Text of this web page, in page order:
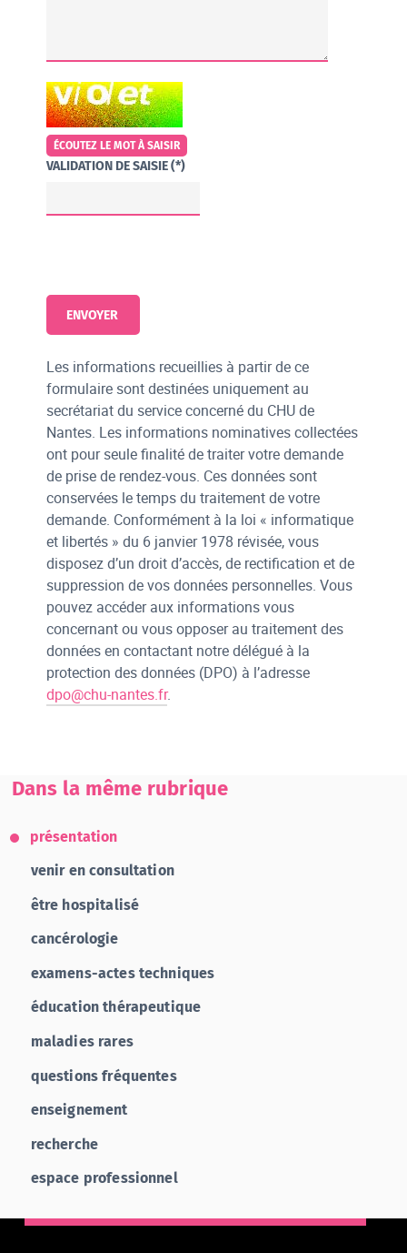
CHAMP POUR LES ROBOTS. SI VOUS ÊTES HUMAINS, MERCI DE
ÉCOUTEZ LE MOT À SAISIR
VALIDATION DE SAISIE (*)
Les informations recueillies à partir de ce
formulaire sont destinées uniquement au
secrétariat du service concerné du CHU de
Nantes. Les informations nominatives collectées
ont pour seule finalité de traiter votre demande
de prise de rendez-vous. Ces données sont
conservées le temps du traitement de votre
demande. Conformément à la loi « informatique
et libertés » du 6 janvier 1978 révisée, vous
disposez d’un droit d’accès, de rectification et de
suppression de vos données personnelles. Vous
pouvez accéder aux informations vous
concernant ou vous opposer au traitement des
données en contactant notre délégué à la
protection des données (DPO) à l’adresse
dpo@chu-nantes.fr.
Dans la même rubrique
présentation
venir en consultation
être hospitalisé
cancérologie
examens-actes techniques
éducation thérapeutique
maladies rares
questions fréquentes
enseignement
recherche
espace professionnel